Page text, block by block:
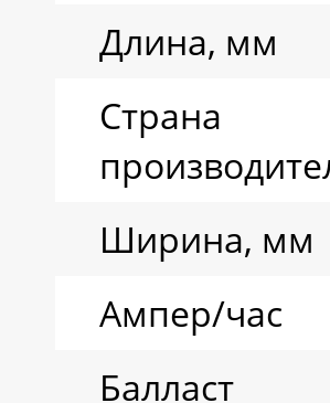
Тип
Длина, мм
Страна
Ширина, мм
Ампер/час
Балласт